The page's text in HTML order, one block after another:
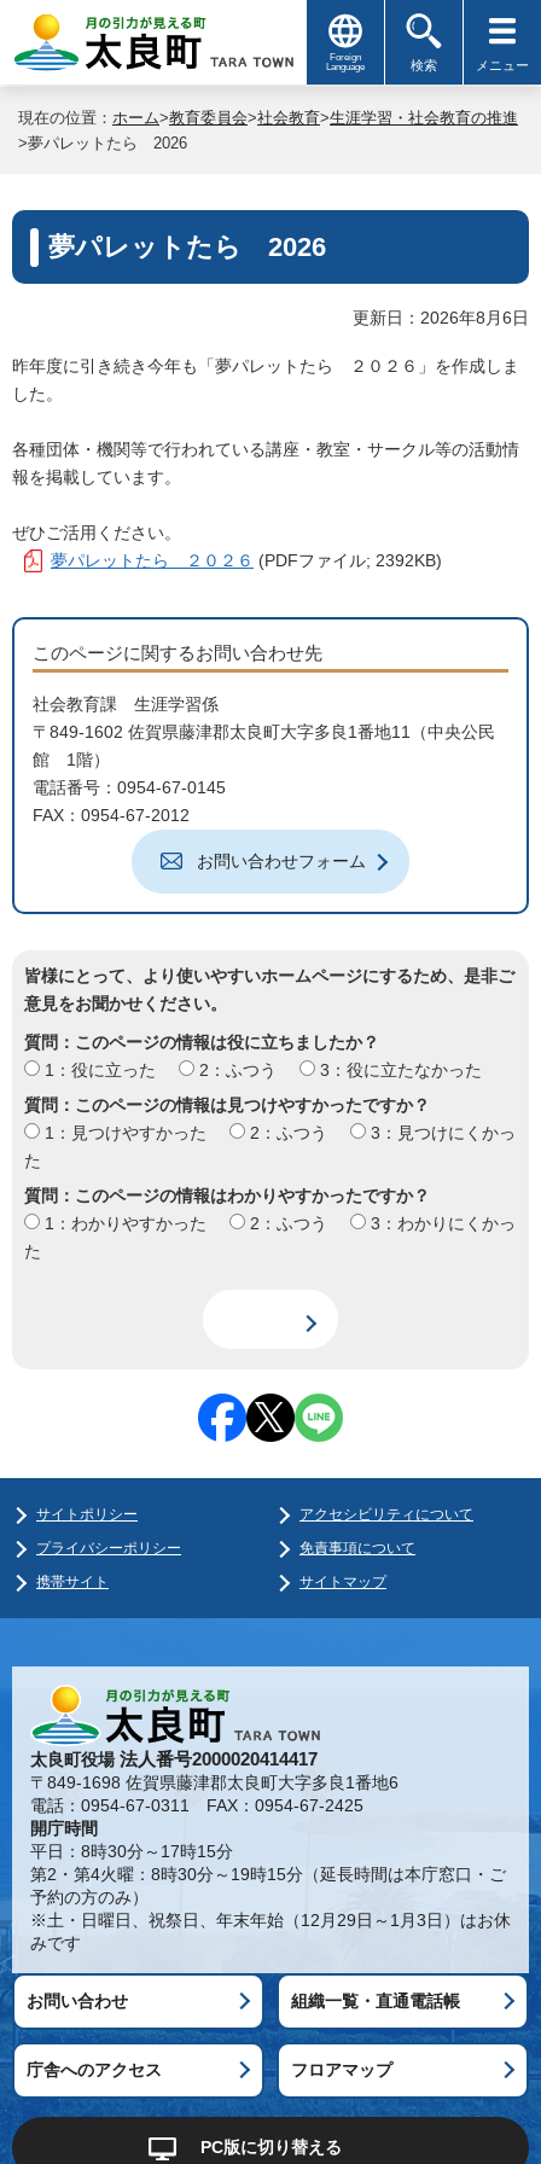
Foreign
Language
検索 メニュー
現在の位置： ホーム>教育委員会>社会教育>生涯学習・社会教育の推進
>夢パレットたら 2026
夢パレットたら 2026
更新日：2026年8月6日
昨年度に引き続き今年も「夢パレットたら ２０２６」を作成しま
した。
各種団体・機関等で行われている講座・教室・サークル等の活動情
報を掲載しています。
ぜひご活用ください。
夢パレットたら ２０２６ (PDFファイル; 2392KB)
このページに関するお問い合わせ先
社会教育課 生涯学習係
〒849-1602 佐賀県藤津郡太良町大字多良1番地11（中央公民
館 1階）
電話番号：0954-67-0145
FAX：0954-67-2012
お問い合わせフォーム
皆様にとって、より使いやすいホームページにするため、是非ご
意見をお聞かせください。
質問：このページの情報は役に立ちましたか？
1：役に立った
2：ふつう
3：役に立たなかった
質問：このページの情報は見つけやすかったですか？
1：見つけやすかった
2：ふつう
3：見つけにくかっ
た
質問：このページの情報はわかりやすかったですか？
1：わかりやすかった
2：ふつう
3：わかりにくかっ
た
サイトポリシー
アクセシビリティについて
プライバシーポリシー
免責事項について
携帯サイト
サイトマップ
太良町役場法人番号2000020414417
〒849-1698 佐賀県藤津郡太良町大字多良1番地6
電話：0954-67-0311 FAX：0954-67-2425
開庁時間
平日：8時30分～17時15分
第2・第4火曜：8時30分～19時15分（延長時間は本庁窓口・ご
予約の方のみ）
※土・日曜日、祝祭日、年末年始（12月29日～1月3日）はお休
みです
お問い合わせ 組織一覧・直通電話帳
庁舎へのアクセス フロアマップ
PC版に切り替える